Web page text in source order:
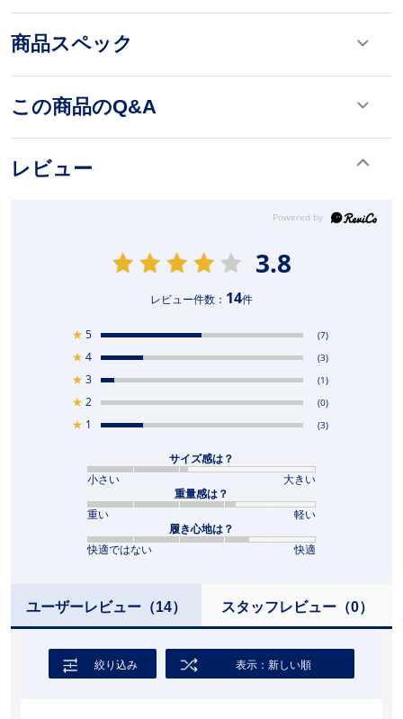
商品スペック
この商品のQ&A
レビュー
3.8
レビュー件数： 14件
★ 5 (7)
★ 4 (3)
★ 3 (1)
★ 2 (0)
★ 1 (3)
サイズ感は？
小さい
大きい
重量感は？
重い
軽い
履き心地は？
快適ではない
快適
ユーザーレビュー（14） スタッフレビュー（0）
絞り込み 表示：新しい順